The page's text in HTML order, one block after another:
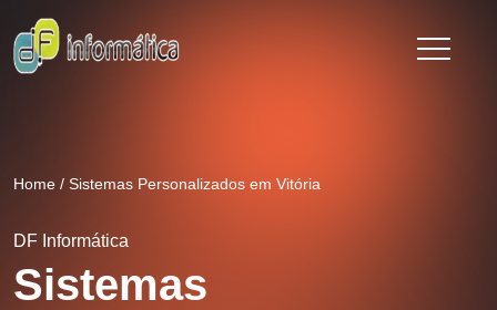
Home / Sistemas Personalizados em Vitória
DF Informática
Sistemas